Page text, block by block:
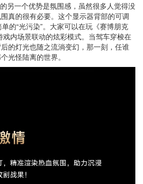
另一个优势是氛围感，虽然很多人觉得没
真的很有必要。这个显示器背部的可调
的“光污染”。大家可以在玩《赛博朋克
内场景联动的炫彩模式。当驾车穿梭在
的灯光也随之流淌变幻，那一刻，任谁
光怪陆离的世界。